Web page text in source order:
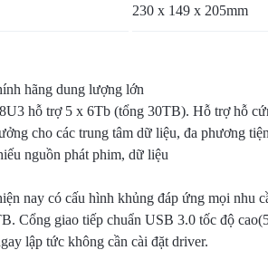
230 x 149 x 205mm
hãng dung lượng lớn
hỗ trợ 5 x 6Tb (tổng 30TB). Hỗ trợ hỗ
cho các trung tâm dữ liệu, đa phương
nguồn phát phim, dữ liệu
nay có cấu hình khủng đáp ứng mọi
Cổng giao tiếp chuẩn USB 3.0 tốc độ
lập tức không cần cài đặt driver.